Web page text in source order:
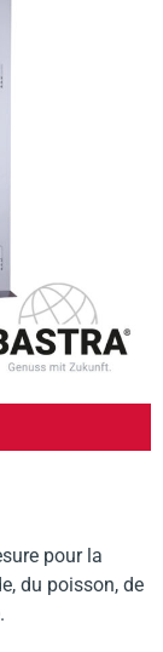
pour la
du poisson, de